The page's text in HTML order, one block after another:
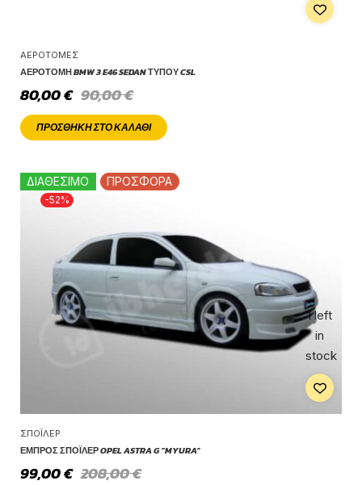
ΑΕΡΟΤΟΜΈΣ
ΑΕΡΟΤΟΜΉ BMW 3 E46 SEDAN ΤΎΠΟΥ CSL
90,00€
80,00€
ΠΡΟΣΘΉΚΗ ΣΤΟ ΚΑΛΆΘΙ
-52%
ΔΙΑΘΕΣΙΜΟ ΠΡΟΣΦΟΡΑ
1 left
in
stock
ΣΠΌΙΛΕΡ
ΕΜΠΡΌΣ ΣΠΌΙΛΕΡ OPEL ASTRA G “MYURA”
208,00€
99,00€